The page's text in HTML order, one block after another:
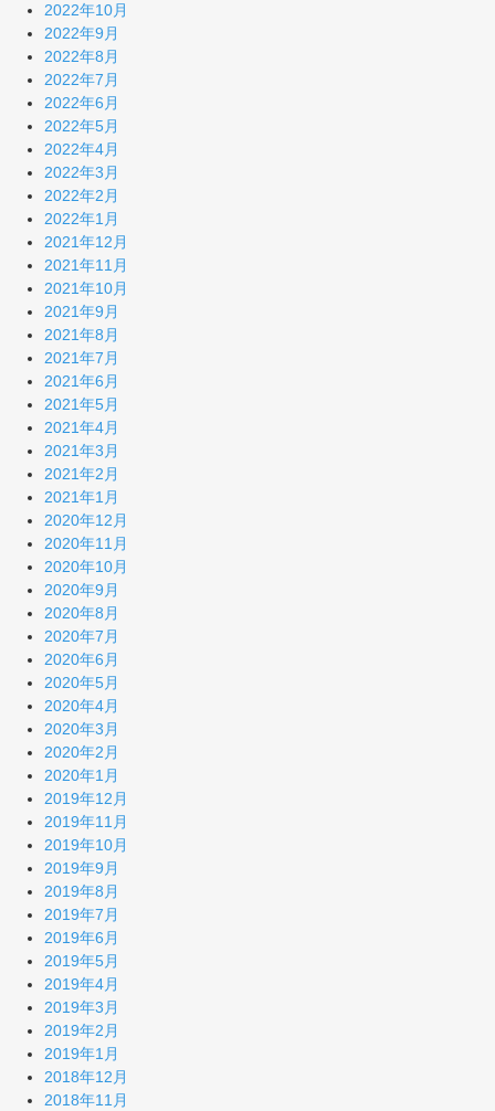
2022年10月
2022年9月
2022年8月
2022年7月
2022年6月
2022年5月
2022年4月
2022年3月
2022年2月
2022年1月
2021年12月
2021年11月
2021年10月
2021年9月
2021年8月
2021年7月
2021年6月
2021年5月
2021年4月
2021年3月
2021年2月
2021年1月
2020年12月
2020年11月
2020年10月
2020年9月
2020年8月
2020年7月
2020年6月
2020年5月
2020年4月
2020年3月
2020年2月
2020年1月
2019年12月
2019年11月
2019年10月
2019年9月
2019年8月
2019年7月
2019年6月
2019年5月
2019年4月
2019年3月
2019年2月
2019年1月
2018年12月
2018年11月